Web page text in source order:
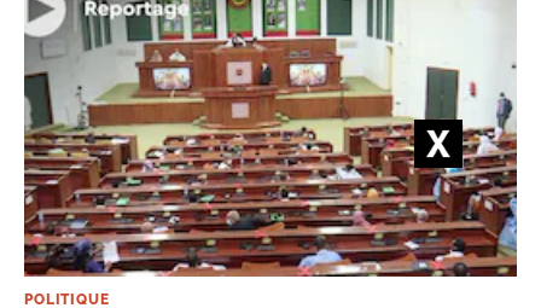
POLITIQUE